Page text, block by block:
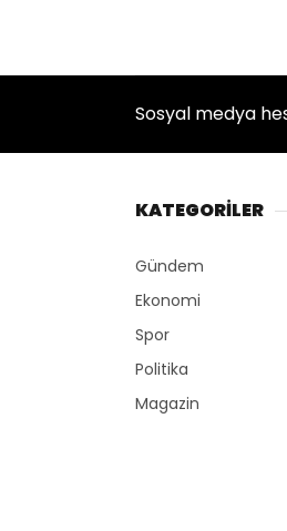
Sosyal medya
KATEGORİLER
Gündem
Ekonomi
Spor
Politika
Magazin